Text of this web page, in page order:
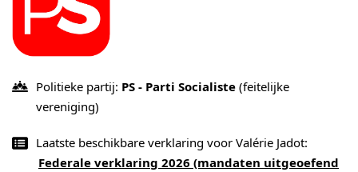
Politieke partij: PS - Parti Socialiste (feitelijke
vereniging)
Laatste beschikbare verklaring voor Valérie Jadot:
Federale verklaring 2026 (mandaten uitgeoefend